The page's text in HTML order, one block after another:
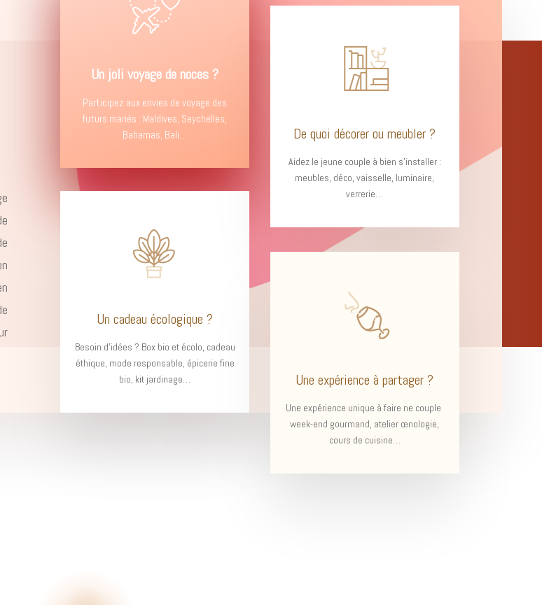
Un joli voyage de noces ?
Participez aux envies de voyage des
futurs mariés : Maldives, Seychelles,
Bahamas, Bali…
Un cadeau écologique ?
Besoin d’idées ? Box bio et écolo, cadeau
éthique, mode responsable, épicerie fine
bio, kit jardinage…
De quoi décorer ou meubler ?
Aidez le jeune couple à bien s’installer :
meubles, déco, vaisselle, luminaire,
verrerie…
Une expérience à partager ?
Une expérience unique à faire ne couple
week-end gourmand, atelier œnologie,
cours de cuisine…